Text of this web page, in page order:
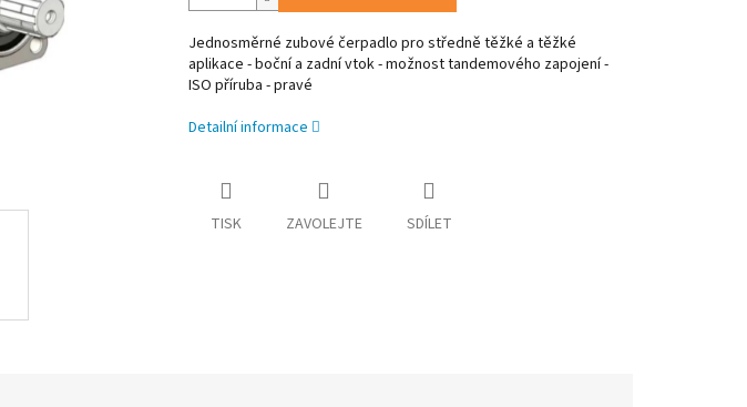
Jednosměrné zubové čerpadlo pro středně těžké a těžké
aplikace - boční a zadní vtok - možnost tandemového zapojení -
ISO příruba - pravé
Detailní informace
TISK ZAVOLEJTE SDÍLET